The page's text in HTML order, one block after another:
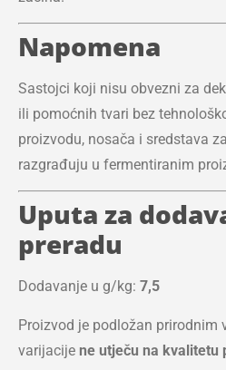
Napomena
Sastojci koji nisu obvezni za
ili pomoćnih tvari bez
proizvodu, nosača i sredstava
razgrađuju u fermentiranim
Uputa za
preradu
Dodavanje u g/kg: 7,5
Proizvod je podložan prirodnim
varijacije ne utječu na kvalitetu